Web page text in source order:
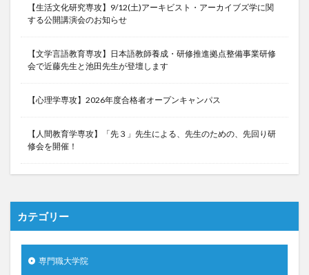
【生活文化研究専攻】9/12(土)アーキビスト・アーカイブズ学に関
する公開講演会のお知らせ
【文学言語教育専攻】日本語教師養成・研修推進拠点整備事業研修
会で近藤先生と池田先生が登壇します
【心理学専攻】2026年度合格者オープンキャンパス
【人間教育学専攻】「先３」先生による、先生のための、先回り研
修会を開催！
カテゴリー
専門職大学院